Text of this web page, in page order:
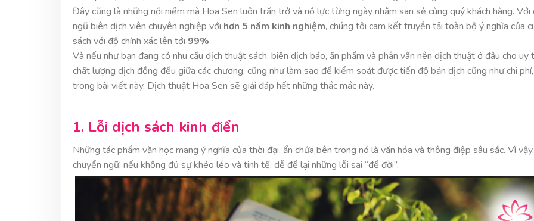
Đây cũng là những nỗi niềm mà Hoa Sen luôn trăn trở và nỗ lực từng ngày nhằm san sẻ cùng quý khách hàng. Với
ngũ biên dịch viên chuyên nghiệp với hơn 5 năm kinh nghiệm, chúng tôi cam kết truyền tải toàn bộ ý nghĩa của
sách với độ chính xác lên tới 99%.
Và nếu như bạn đang có nhu cầu dịch thuật sách, biên dịch báo, ấn phẩm và phân vân nên dịch thuật ở đâu cho uy
chất lượng dịch đồng đều giữa các chương, cũng như làm sao để kiểm soát được tiến độ bản dịch cũng như chi
trong bài viết này, Dịch thuật Hoa Sen sẽ giải đáp hết những thắc mắc này.
1. Lỗi dịch sách kinh điển
Những tác phẩm văn học mang ý nghĩa của thời đại, ẩn chứa bên trong nó là văn hóa và thông điệp sâu sắc. Vì
chuyển ngữ, nếu không đủ sự khéo léo và tinh tế, dễ để lại những lỗi sai “để đời”.